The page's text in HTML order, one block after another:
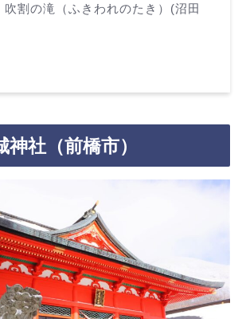
割の滝（ふきわれのたき）(沼田
社（前橋市）